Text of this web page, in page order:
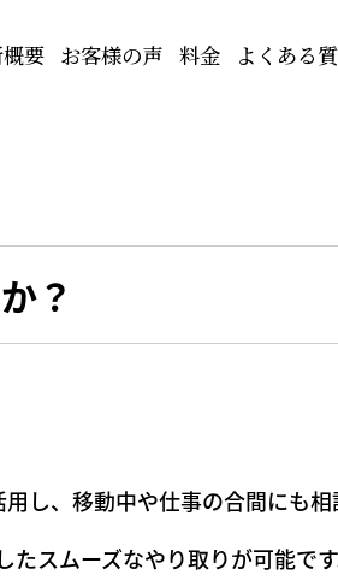
要 お客様の声 料金 よくある
？
し、移動中や仕事の合間にも相
スムーズなやり取りが可能です